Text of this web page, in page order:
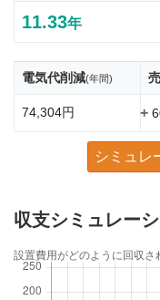
11.33年
電気代削減(年間)
74,304円 +
シミュレ
収支シミュレー
設置費用がどのように回収さ